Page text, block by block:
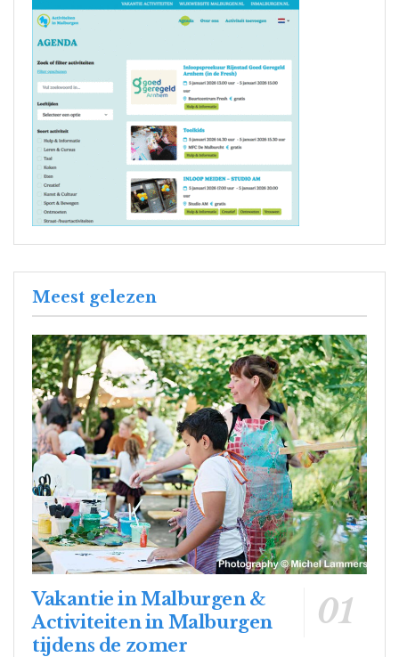
Meest gelezen
Vakantie in Malburgen &
Activiteiten in Malburgen
tijdens de zomer